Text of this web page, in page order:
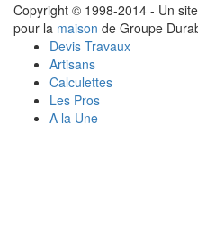
Copyright © 1998-2014 - Un
pour la maison de Groupe
Devis Travaux
Artisans
Calculettes
Les Pros
A la Une